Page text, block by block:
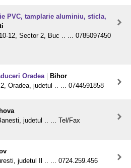
PVC, tamplarie aluminiu, sticla,
12, Sector 2, Buc .. ... 0785097450
Oradea
Bihor
Oradea, judetul .. ... 0744591858
judetul .. ... Tel/Fax
judetul Il .. ... 0724.259.456